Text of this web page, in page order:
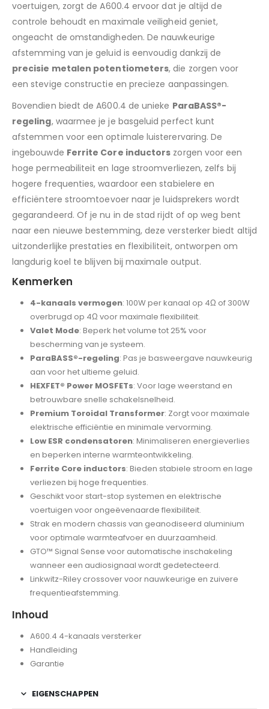
voertuigen, zorgt de A600.4 ervoor dat je altijd de
controle behoudt en maximale veiligheid geniet,
ongeacht de omstandigheden. De nauwkeurige
afstemming van je geluid is eenvoudig dankzij de
precisie metalen potentiometers, die zorgen voor
een stevige constructie en precieze aanpassingen.
Bovendien biedt de A600.4 de unieke ParaBASS®-
regeling, waarmee je je basgeluid perfect kunt
afstemmen voor een optimale luisterervaring. De
ingebouwde Ferrite Core inductors zorgen voor een
hoge permeabiliteit en lage stroomverliezen, zelfs bij
hogere frequenties, waardoor een stabielere en
efficiëntere stroomtoevoer naar je luidsprekers wordt
gegarandeerd. Of je nu in de stad rijdt of op weg bent
naar een nieuwe bestemming, deze versterker biedt altijd
uitzonderlijke prestaties en flexibiliteit, ontworpen om
langdurig koel te blijven bij maximale output.
Kenmerken
4-kanaals vermogen: 100W per kanaal op 4Ω of 300W
overbrugd op 4Ω voor maximale flexibiliteit.
Valet Mode: Beperk het volume tot 25% voor
bescherming van je systeem.
ParaBASS®-regeling: Pas je basweergave nauwkeurig
aan voor het ultieme geluid.
HEXFET® Power MOSFETs: Voor lage weerstand en
betrouwbare snelle schakelsnelheid.
Premium Toroidal Transformer: Zorgt voor maximale
elektrische efficiëntie en minimale vervorming.
Low ESR condensatoren: Minimaliseren energieverlies
en beperken interne warmteontwikkeling.
Ferrite Core inductors: Bieden stabiele stroom en lage
verliezen bij hoge frequenties.
Geschikt voor start-stop systemen en elektrische
voertuigen voor ongeëvenaarde flexibiliteit.
Strak en modern chassis van geanodiseerd aluminium
voor optimale warmteafvoer en duurzaamheid.
GTO™ Signal Sense voor automatische inschakeling
wanneer een audiosignaal wordt gedetecteerd.
Linkwitz-Riley crossover voor nauwkeurige en zuivere
frequentieafstemming.
Inhoud
A600.4 4-kanaals versterker
Handleiding
Garantie
EIGENSCHAPPEN